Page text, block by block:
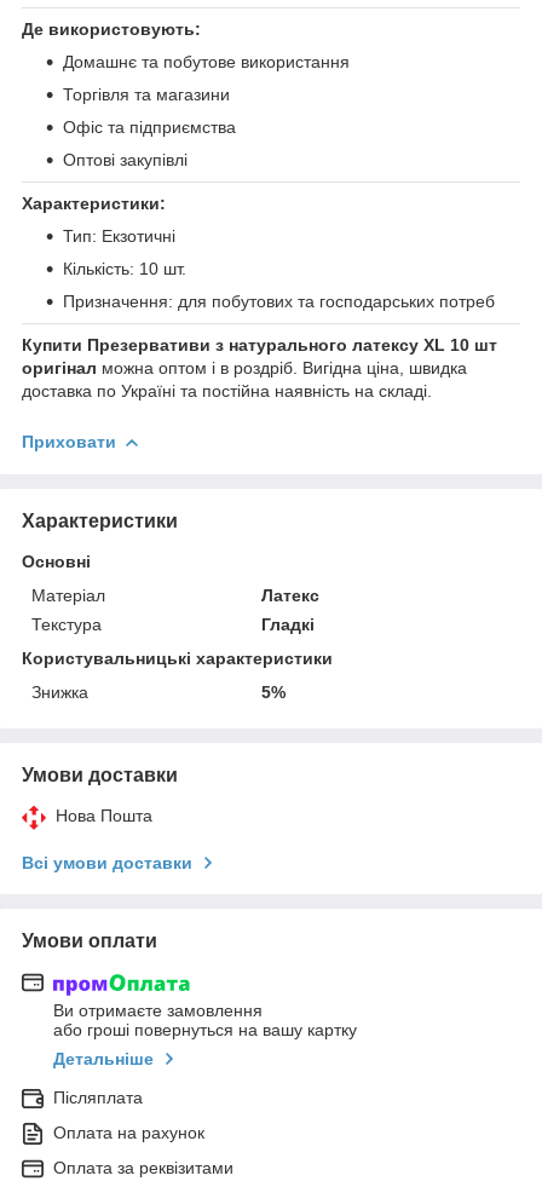
Де використовують:
Домашнє та побутове використання
Торгівля та магазини
Офіс та підприємства
Оптові закупівлі
Характеристики:
Тип: Екзотичні
Кількість: 10 шт.
Призначення: для побутових та господарських потреб
Купити Презервативи з натурального латексу XL 10 шт
оригінал можна оптом і в роздріб. Вигідна ціна, швидка
доставка по Україні та постійна наявність на складі.
Приховати
Характеристики
Основні
Матеріал
Латекс
Текстура
Гладкі
Користувальницькі характеристики
Знижка
5%
Умови доставки
Нова Пошта
Всі умови доставки
Умови оплати
Ви отримаєте замовлення
або гроші повернуться на вашу картку
Детальніше
Післяплата
Оплата на рахунок
Оплата за реквізитами